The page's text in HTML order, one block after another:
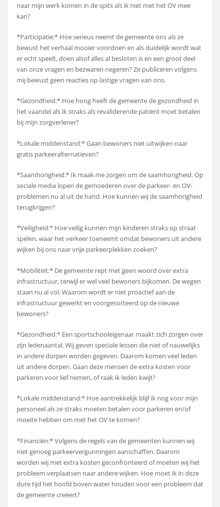
naar mijn werk komen in de spits als ik niet met het OV mee
kan?
*Participatie:* Hoe serieus neemt de gemeente ons als ze
bewust het verhaal mooier voordoen en als duidelijk wordt wat
er echt speelt, doen alsof alles al besloten is en een groot deel
van onze vragen en bezwaren negeren? Ze publiceren volgens
mij bewust geen reacties op lastige vragen van ons.
*Gezondheid:* Hoe hoog heeft de gemeente de gezondheid in
het vaandel als ik straks als revaliderende patiënt moet betalen
bij mijn zorgverlener?
*Lokale middenstand:* Gaan bewoners niet uitwijken naar
gratis parkeeralternatieven?
*Saamhorigheid:* Ik maak me zorgen om de saamhorigheid. Op
sociale media lopen de gemoederen over de parkeer- en OV-
problemen nu al uit de hand. Hoe kunnen wij de saamhorigheid
terugkrijgen?
*Veiligheid:* Hoe veilig kunnen mijn kinderen straks op straat
spelen, waar het verkeer toeneemt omdat bewoners uit andere
wijken bij ons naar vrije parkeerplekken zoeken?
*Mobiliteit:* De gemeente rept met geen woord over extra
infrastructuur, terwijl er wel veel bewoners bijkomen. De wegen
staan nu al vol. Waarom wordt er niet proactief aan de
infrastructuur gewerkt en voorgesorteerd op de nieuwe
bewoners?
*Gezondheid:* Een sportschooleigenaar maakt zich zorgen over
zijn ledenaantal. Wij geven speciale lessen die niet of nauwelijks
in andere dorpen worden gegeven. Daarom komen veel leden
uit andere dorpen. Gaan deze mensen de extra kosten voor
parkeren voor lief nemen, of raak ik leden kwijt?
*Lokale middenstand:* Hoe aantrekkelijk blijf ik nog voor mijn
personeel als ze straks moeten betalen voor parkeren en/of
moeite hebben om met het OV te komen?
*Financiën:* Volgens de regels van de gemeenten kunnen wij
niet genoeg parkeervergunningen aanschaffen. Daarom
worden wij met extra kosten geconfronteerd of moeten wij het
probleem verplaatsen naar andere wijken. Hoe moet ik in deze
dure tijd het hoofd boven water houden voor een probleem dat
de gemeente creëert?